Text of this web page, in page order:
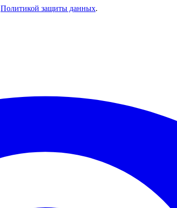
Политикой защиты данных.